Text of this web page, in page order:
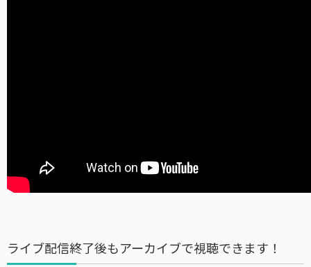
ライブ配信終了後もアーカイブで視聴できます！